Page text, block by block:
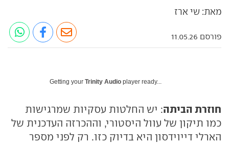
מאת: שי ארז
פורסם 11.05.26
Getting your Trinity Audio player ready...
חוזרת הביתה: יש החלטות עסקיות שמרגישות
כמו תיקון של עוול היסטורי, וההכרזה העדכנית של
הארלי דייוידסון היא בדיוק כזו. רק לפני מספר